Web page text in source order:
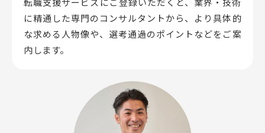
に精通した専門のコンサルタントから、 より具体的
な求める人物像や、選考通過のポイントなどをご案
内します。